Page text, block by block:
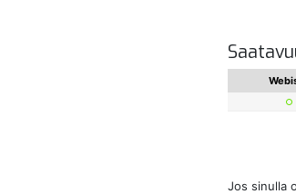
Jos sinulla